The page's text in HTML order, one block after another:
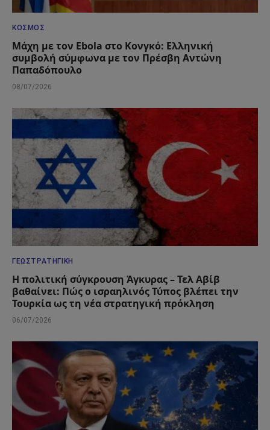
ΚΌΣΜΟΣ
Μάχη με τον Ebola στο Κονγκό: Ελληνική
συμβολή σύμφωνα με τον Πρέσβη Αντώνη
Παπαδόπουλο
08/07/2026
ΓΕΩΣΤΡΑΤΗΓΙΚΉ
Η πολιτική σύγκρουση Άγκυρας – Τελ Αβίβ
βαθαίνει: Πώς ο ισραηλινός Τύπος βλέπει την
Τουρκία ως τη νέα στρατηγική πρόκληση
06/07/2026